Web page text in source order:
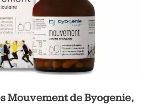
Mouvement de Byogenie,